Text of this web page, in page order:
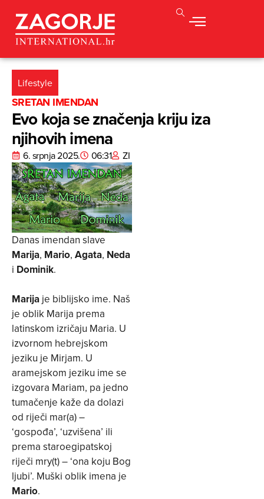
Lifestyle
SRETAN IMENDAN
Evo koja se značenja kriju iza
njihovih imena
6. srpnja 2025. 06:31 ZI
Danas imendan slave
Marija, Mario, Agata, Neda
i Dominik.
Marija je biblijsko ime. Naš
je oblik Marija prema
latinskom izričaju Maria. U
izvornom hebrejskom
jeziku je Mirjam. U
aramejskom jeziku ime se
izgovara Mariam, pa jedno
tumačenje kaže da dolazi
od riječi mar(a) –
‘gospođa’, ‘uzvišena’ ili
prema staroegipatskoj
riječi mry(t) – ‘ona koju Bog
ljubi’. Muški oblik imena je
Mario.